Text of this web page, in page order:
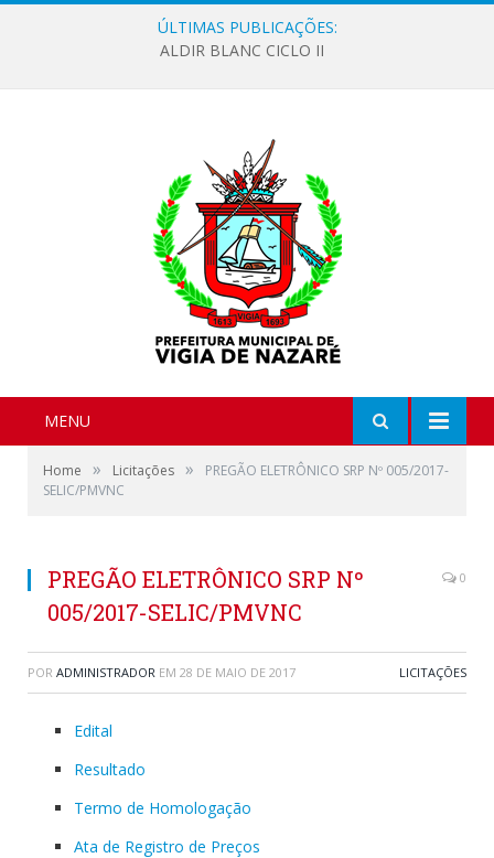
ÚLTIMAS PUBLICAÇÕES:
ALDIR BLANC CICLO II
MENU
Home » Licitações »
PREGÃO ELETRÔNICO SRP Nº 005/2017-
SELIC/PMVNC
PREGÃO ELETRÔNICO SRP Nº
005/2017-SELIC/PMVNC
0
POR ADMINISTRADOR EM 28 DE MAIO DE 2017 LICITAÇÕES
Edital
Resultado
Termo de Homologação
Ata de Registro de Preços